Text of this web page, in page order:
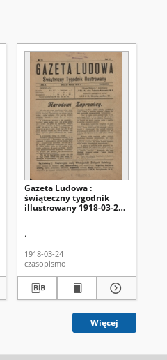
Gazeta Ludowa :
świąteczny tygodnik
illustrowany 1918-03-24,
.
1918-03-24
czasopismo
Więcej